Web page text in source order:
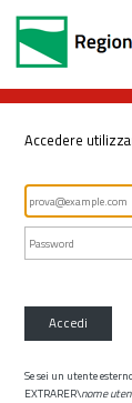
Accedere
Accedi
Se sei un utente
EXTRARER\nome